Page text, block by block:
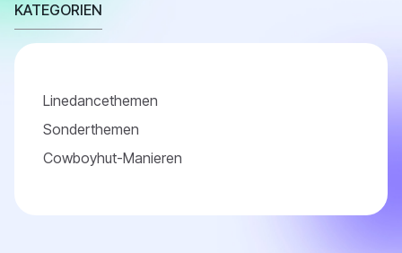
KATEGORIEN
Linedancethemen
Sonderthemen
Cowboyhut-Manieren